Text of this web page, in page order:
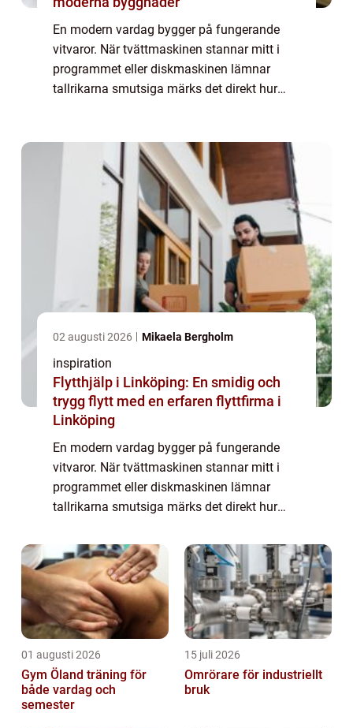
En modern vardag bygger på fungerande
vitvaror. När tvättmaskinen stannar mitt i
programmet eller diskmaskinen lämnar
tallrikarna smutsiga märks det direkt hur
02 augusti 2026 Mikaela Bergholm
inspiration
Flytthjälp i Linköping: En smidig och
trygg flytt med en erfaren flyttfirma i
Linköping
En modern vardag bygger på fungerande
vitvaror. När tvättmaskinen stannar mitt i
programmet eller diskmaskinen lämnar
tallrikarna smutsiga märks det direkt hur
Professionell Whi...
01 augusti 2026
Gym Öland träning för
både vardag och
semester
15 juli 2026
Omrörare för industriellt
bruk